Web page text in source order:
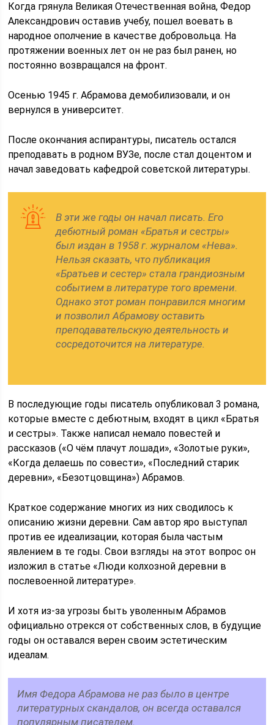
Когда грянула Великая Отечественная война, Федор
Александрович оставив учебу, пошел воевать в
народное ополчение в качестве добровольца. На
протяжении военных лет он не раз был ранен, но
постоянно возвращался на фронт.
Осенью 1945 г. Абрамова демобилизовали, и он
вернулся в университет.
После окончания аспирантуры, писатель остался
преподавать в родном ВУЗе, после стал доцентом и
начал заведовать кафедрой советской литературы.
В эти же годы он начал писать. Его
дебютный роман «Братья и сестры»
был издан в 1958 г. журналом «Нева».
Нельзя сказать, что публикация
«Братьев и сестер» стала грандиозным
событием в литературе того времени.
Однако этот роман понравился многим
и позволил Абрамову оставить
преподавательскую деятельность и
сосредоточится на литературе.
В последующие годы писатель опубликовал 3 романа,
которые вместе с дебютным, входят в цикл «Братья
и сестры». Также написал немало повестей и
рассказов («О чём плачут лошади», «Золотые руки»,
«Когда делаешь по совести», «Последний старик
деревни», «Безотцовщина») Абрамов.
Краткое содержание многих из них сводилось к
описанию жизни деревни. Сам автор яро выступал
против ее идеализации, которая была частым
явлением в те годы. Свои взгляды на этот вопрос он
изложил в статье «Люди колхозной деревни в
послевоенной литературе».
И хотя из-за угрозы быть уволенным Абрамов
официально отрекся от собственных слов, в будущие
годы он оставался верен своим эстетическим
идеалам.
Имя Федора Абрамова не раз было в центре
литературных скандалов, он всегда оставался
популярным писателем.